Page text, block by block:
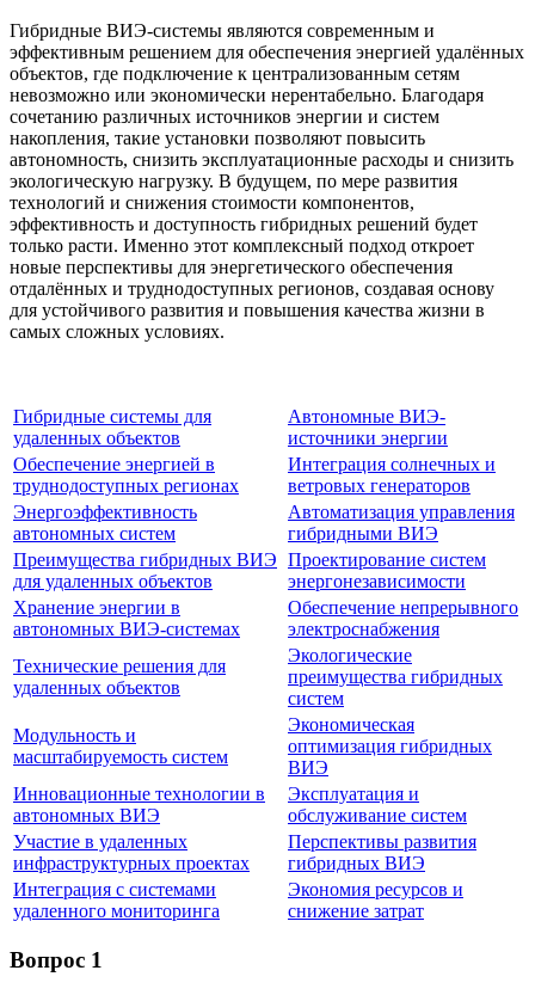
Гибридные ВИЭ-системы являются современным и
эффективным решением для обеспечения энергией удалённых
объектов, где подключение к централизованным сетям
невозможно или экономически нерентабельно. Благодаря
сочетанию различных источников энергии и систем
накопления, такие установки позволяют повысить
автономность, снизить эксплуатационные расходы и снизить
экологическую нагрузку. В будущем, по мере развития
технологий и снижения стоимости компонентов,
эффективность и доступность гибридных решений будет
только расти. Именно этот комплексный подход откроет
новые перспективы для энергетического обеспечения
отдалённых и труднодоступных регионов, создавая основу
для устойчивого развития и повышения качества жизни в
самых сложных условиях.
Гибридные системы для
удаленных объектов
Автономные ВИЭ-
источники энергии
Обеспечение энергией в
труднодоступных регионах
Интеграция солнечных и
ветровых генераторов
Энергоэффективность
автономных систем
Автоматизация управления
гибридными ВИЭ
Преимущества гибридных ВИЭ
для удаленных объектов
Проектирование систем
энергонезависимости
Хранение энергии в
автономных ВИЭ-системах
Обеспечение непрерывного
электроснабжения
Технические решения для
удаленных объектов
Экологические
преимущества гибридных
систем
Модульность и
масштабируемость систем
Экономическая
оптимизация гибридных
ВИЭ
Инновационные технологии в
автономных ВИЭ
Эксплуатация и
обслуживание систем
Участие в удаленных
инфраструктурных проектах
Перспективы развития
гибридных ВИЭ
Интеграция с системами
удаленного мониторинга
Экономия ресурсов и
снижение затрат
Вопрос 1